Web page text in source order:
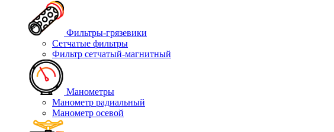
Фильтры-грязевики
Сетчатые фильтры
Фильтр сетчатый-магнитный
Манометры
Манометр радиальный
Манометр осевой